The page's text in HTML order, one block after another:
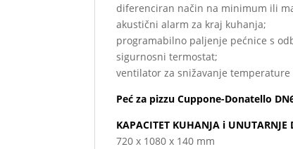
diferenciran način na minimum ili
akustični alarm za kraj kuhanja;
programabilno paljenje pećnice s
sigurnosni termostat;
ventilator za snižavanje temperature
Peć za pizzu Cuppone-Donatello
KAPACITET KUHANJA i UNUTARNJE
720 x 1080 x 140 mm